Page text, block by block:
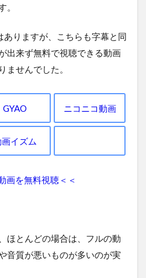
。
りますが、こちらも字幕と同
出来ず無料で視聴できる動画
ませんでした。
GYAO ニコニコ動画
イズム
画を無料視聴＜＜
ほとんどの場合は、フルの動
音質が悪いものが多いのが実